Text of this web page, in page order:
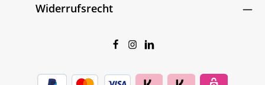
Widerrufsrecht